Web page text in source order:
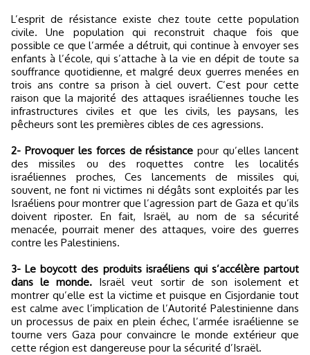
L’esprit de résistance existe chez toute cette population
civile. Une population qui reconstruit chaque fois que
possible ce que l’armée a détruit, qui continue à envoyer ses
enfants à l’école, qui s’attache à la vie en dépit de toute sa
souffrance quotidienne, et malgré deux guerres menées en
trois ans contre sa prison à ciel ouvert. C’est pour cette
raison que la majorité des attaques israéliennes touche les
infrastructures civiles et que les civils, les paysans, les
pêcheurs sont les premières cibles de ces agressions.
2- Provoquer les forces de résistance pour qu’elles lancent
des missiles ou des roquettes contre les localités
israéliennes proches, Ces lancements de missiles qui,
souvent, ne font ni victimes ni dégâts sont exploités par les
Israéliens pour montrer que l’agression part de Gaza et qu’ils
doivent riposter. En fait, Israël, au nom de sa sécurité
menacée, pourrait mener des attaques, voire des guerres
contre les Palestiniens.
3- Le boycott des produits israéliens qui s’accélère partout
dans le monde. Israël veut sortir de son isolement et
montrer qu’elle est la victime et puisque en Cisjordanie tout
est calme avec l’implication de l’Autorité Palestinienne dans
un processus de paix en plein échec, l’armée israélienne se
tourne vers Gaza pour convaincre le monde extérieur que
cette région est dangereuse pour la sécurité d’Israël.